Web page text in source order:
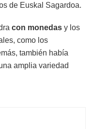
de Euskal Sagardoa.
con monedas y los
como los
también había
amplia variedad